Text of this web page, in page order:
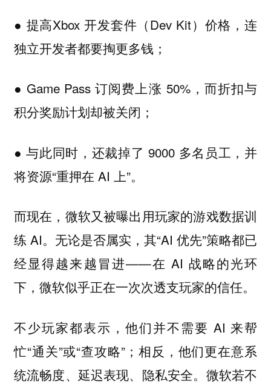
● 提高Xbox 开发套件（Dev Kit）价格，连
独立开发者都要掏更多钱；
● Game Pass 订阅费上涨 50%，而折扣与
积分奖励计划却被关闭；
● 与此同时，还裁掉了 9000 多名员工，并
将资源“重押在 AI 上”。
而现在，微软又被曝出用玩家的游戏数据训
练 AI。无论是否属实，其“AI 优先”策略都已
经显得越来越冒进——在 AI 战略的光环
下，微软似乎正在一次次透支玩家的信任。
不少玩家都表示，他们并不需要 AI 来帮
忙“通关”或“查攻略”；相反，他们更在意系
统流畅度、延迟表现、隐私安全。微软若不